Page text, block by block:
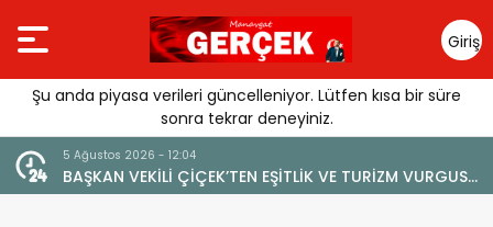
Giriş
Yap
Şu anda piyasa verileri güncelleniyor. Lütfen kısa bir süre
sonra tekrar deneyiniz.
VURGUSU:
4 Ağustos 2026 - 19:47
YENİ BİR DİN: SOSYAL MEDYA